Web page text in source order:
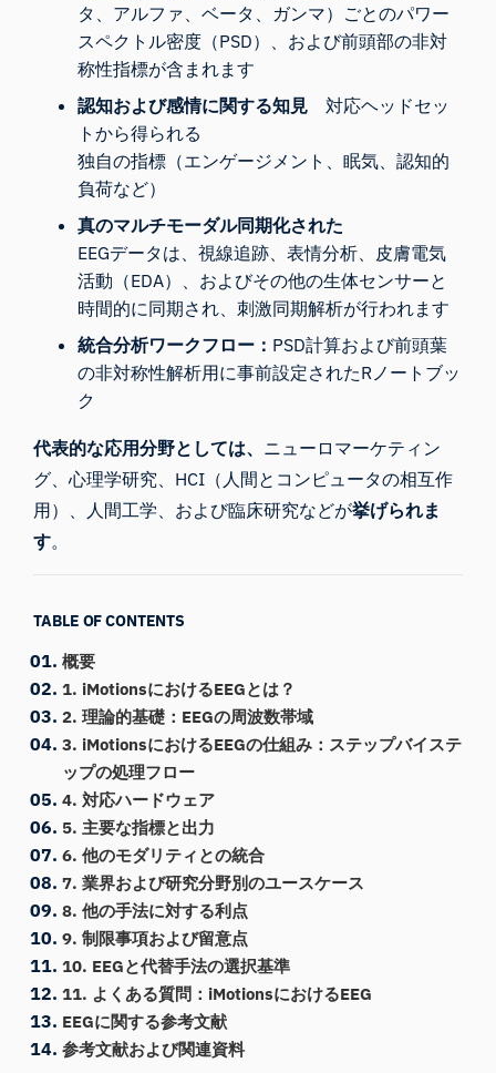
タ、アルファ、ベータ、ガンマ）ごとのパワー
スペクトル密度（PSD）、および前頭部の非対
称性指標が含まれます
認知および感情に関する知見 対応ヘッドセッ
トから得られる
独自の指標（エンゲージメント、眠気、認知的
負荷など）
真のマルチモーダル同期化された
EEGデータは、視線追跡 、表情分析
皮膚電気
活動（EDA）
、およびその他の生体センサーと
時間的に同期され、刺激同期解析が行われます
統合分析ワークフロー： PSD計算および前頭葉
の非対称性解析用に事前設定されたRノートブッ
ク
代表的な応用分野としては、 ニューロマーケティン
グ 、心理学研究 HCI（ 人間とコンピュータの相互作
用）
人間工学、 および臨床研究などが挙げられま
す。
TABLE OF CONTENTS
概要
1. iMotionsにおけるEEGとは？
2. 理論的基礎：EEGの周波数帯域
3. iMotionsにおけるEEGの仕組み：ステップバイステ
ップの処理フロー
4. 対応ハードウェア
5. 主要な指標と出力
6. 他のモダリティとの統合
7. 業界および研究分野別のユースケース
8. 他の手法に対する利点
9. 制限事項および留意点
10. EEGと代替手法の選択基準
11. よくある質問：iMotionsにおけるEEG
EEGに関する参考文献
参考文献および関連資料